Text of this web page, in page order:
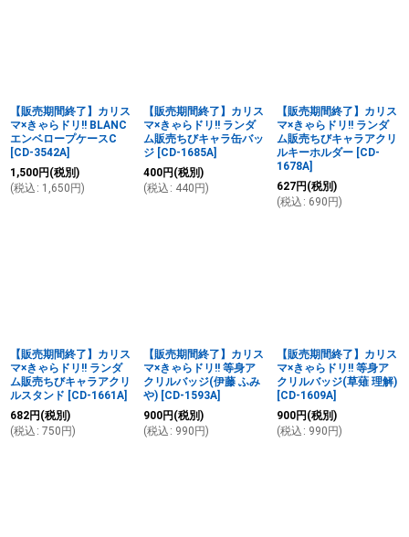
【販売期間終了】カリス
マ×きゃらドリ!! BLANC
エンベロープケースC
[CD-3542A]
1,500円 (税別)
(税込 : 1,650 円)
【販売期間終了】カリス
マ×きゃらドリ!! ランダ
ム販売ちびキャラ缶バッ
ジ [CD-1685A]
400円 (税別)
(税込 : 440 円)
【販売期間終了】カリス
マ×きゃらドリ!! ランダ
ム販売ちびキャラアクリ
ルキーホルダー [CD-
1678A]
627円 (税別)
(税込 : 690 円)
【販売期間終了】カリス
マ×きゃらドリ!! ランダ
ム販売ちびキャラアクリ
ルスタンド [CD-1661A]
682円 (税別)
(税込 : 750 円)
【販売期間終了】カリス
マ×きゃらドリ!! 等身ア
クリルバッジ(伊藤 ふみ
や) [CD-1593A]
900円 (税別)
(税込 : 990 円)
【販売期間終了】カリス
マ×きゃらドリ!! 等身ア
クリルバッジ(草薙 理解)
[CD-1609A]
900円 (税別)
(税込 : 990 円)